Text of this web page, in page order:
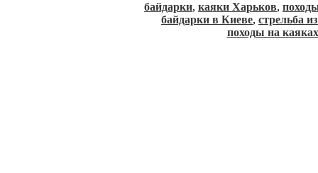
байдарки, каяки Харьков,
байдарки в Киеве, стрельба
походы на каяках